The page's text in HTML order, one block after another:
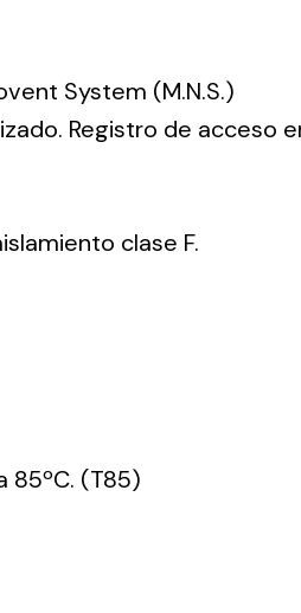
System (M.N.S.)
Registro de acceso
clase F.
85ºC. (T85)